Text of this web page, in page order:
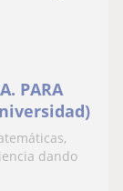
PARA
dando